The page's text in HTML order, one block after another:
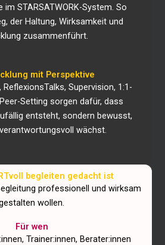
begleiten gedacht ist
professionell und wirksam
wollen.
Für wen
Trainer:innen, Berater:innen
im STARSATWORK-System. So
der Haltung, Wirksamkeit und
zusammenführt.
mit Perspektive
Supervision, 1:1-
Setting sorgen dafür, dass
entsteht, sondern bewusst,
wächst.